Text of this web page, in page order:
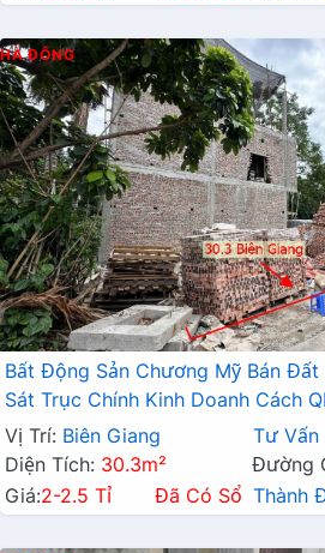
HÀ ĐÔNG
Bất Động Sản Chương Mỹ Bán Đất
Sát Trục Chính Kinh Doanh Cách
Chỉ Vài Trăm Mét
Vị Trí: Biên Giang Tư Vấn
Diện Tích: 30.3m²
Đường
Giá:2-2.5 Tỉ Đã Có Sổ Thành